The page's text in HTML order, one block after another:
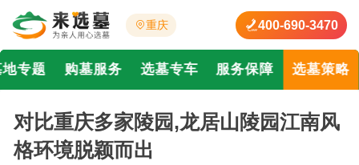
重庆 400-690-3470
地专题 购墓服务 选墓专车 服务保障 选墓策略
对比重庆多家陵园,龙居山陵园江南风
格环境脱颖而出